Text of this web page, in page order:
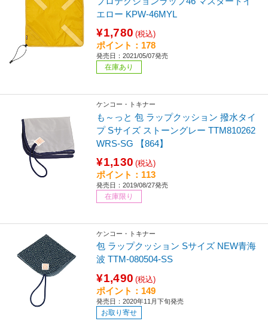
エロー KPW-46MYL
¥1,780 (税込)
ポイント：178
発売日：2021/05/07発売
在庫あり
ケンコー・トキナー
も～っと 包 ラップクッション 撥水タイ
プ Sサイズ ストーングレー TTM810262
WRS-SG 【864】
¥1,130 (税込)
ポイント：113
発売日：2019/08/27発売
在庫限り
ケンコー・トキナー
包 ラップクッション Sサイズ NEW青海
波 TTM-080504-SS
¥1,490 (税込)
ポイント：149
発売日：2020年11月下旬発売
お取り寄せ